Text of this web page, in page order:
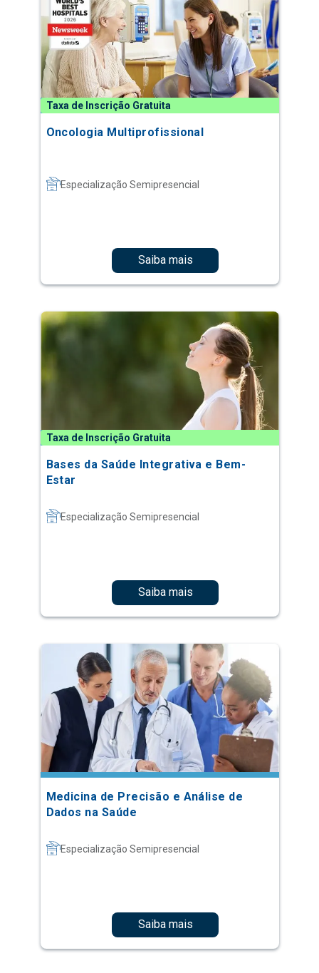
Taxa de Inscrição Gratuita
Oncologia Multiprofissional
Especialização Semipresencial
Saiba mais
Taxa de Inscrição Gratuita
Bases da Saúde Integrativa e Bem-
Estar
Especialização Semipresencial
Saiba mais
Medicina de Precisão e Análise de
Dados na Saúde
Especialização Semipresencial
Saiba mais